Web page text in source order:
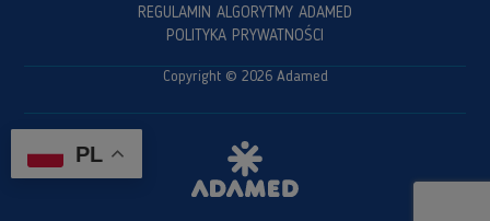
REGULAMIN ALGORYTMY ADAMED
POLITYKA PRYWATNOŚCI
Copyright © 2026 Adamed
PL